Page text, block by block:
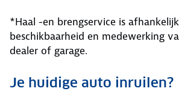
*Haal -en brengservice is
beschikbaarheid en medewerking
dealer of garage.
Je huidige auto inruilen?